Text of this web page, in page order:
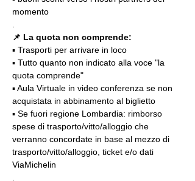
momento
📌 La quota non comprende:
▪️ Trasporti per arrivare in loco
▪️ Tutto quanto non indicato alla voce "la
quota comprende"
▪️ Aula Virtuale in video conferenza se non
acquistata in abbinamento al biglietto
▪️ Se fuori regione Lombardia: rimborso
spese di trasporto/vitto/alloggio che
verranno concordate in base al mezzo di
trasporto/vitto/alloggio, ticket e/o dati
ViaMichelin